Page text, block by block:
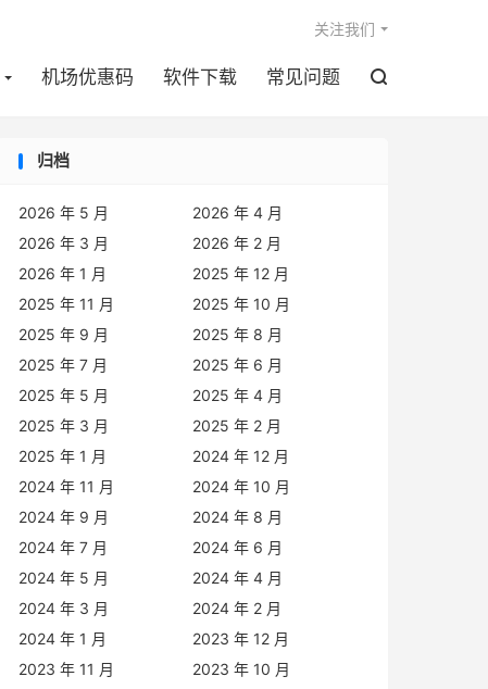
机场优惠码 软件下载 常见问题 
关注我们
归档
2026 年 5 月
2026 年 4 月
2026 年 3 月
2026 年 2 月
2026 年 1 月
2025 年 12 月
2025 年 11 月
2025 年 10 月
2025 年 9 月
2025 年 8 月
2025 年 7 月
2025 年 6 月
2025 年 5 月
2025 年 4 月
2025 年 3 月
2025 年 2 月
2025 年 1 月
2024 年 12 月
2024 年 11 月
2024 年 10 月
2024 年 9 月
2024 年 8 月
2024 年 7 月
2024 年 6 月
2024 年 5 月
2024 年 4 月
2024 年 3 月
2024 年 2 月
2024 年 1 月
2023 年 12 月
2023 年 11 月
2023 年 10 月